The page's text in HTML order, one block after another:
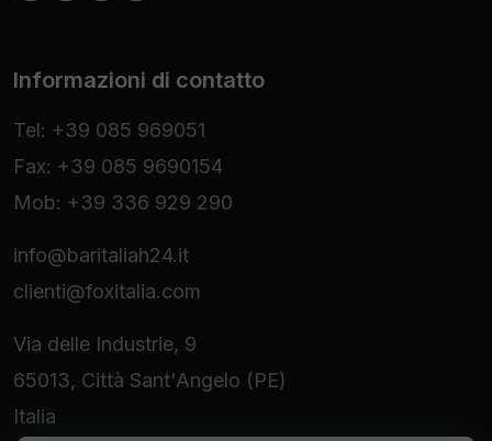
Informazioni di contatto
Tel: +39 085 969051
Fax: +39 085 9690154
Mob: +39 336 929 290
info@baritaliah24.it
clienti@foxitalia.com
Via delle Industrie, 9
65013, Città Sant'Angelo (PE)
Italia